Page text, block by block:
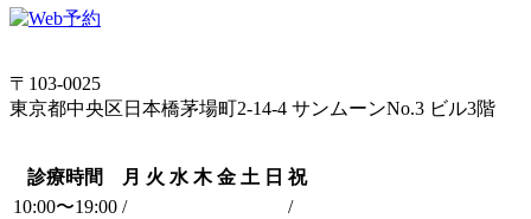
〒103-0025
東京都中央区日本橋茅場町2-14-4 サンムーンNo.3 ビル3階
診療時間 月 火 水 木 金 土 日 祝
10:00〜19:00 / /